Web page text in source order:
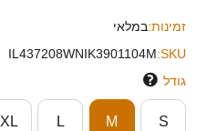
זמינות:במלאי
SKU:
IL437208WNIK3901104M
גודל
S
M
L
XL